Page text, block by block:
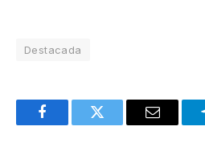
Destacada
FacebookTwitter Email